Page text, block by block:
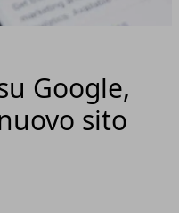
Google,
sito